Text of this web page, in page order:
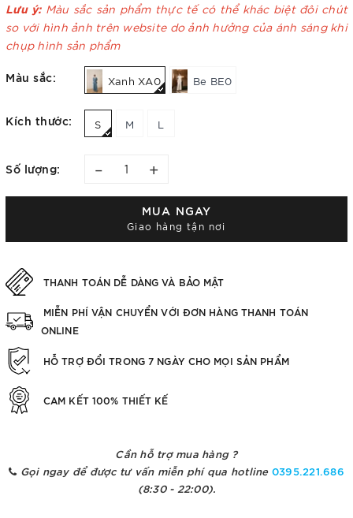
Lưu ý: Màu sắc sản phẩm thực tế có thể khác biệt đôi chút
so với hình ảnh trên website do ảnh hưởng của ánh sáng khi
chụp hình sản phẩm
Màu sắc: Xanh XA0 Be BE0
Kích thước: S M L
Số lượng: – +
MUA NGAY
Giao hàng tận nơi
THANH TOÁN DỄ DÀNG VÀ BẢO MẬT
MIỄN PHÍ VẬN CHUYỂN VỚI ĐƠN HÀNG THANH TOÁN
ONLINE
HỖ TRỢ ĐỔI TRONG 7 NGÀY CHO MỌI SẢN PHẨM
CAM KẾT 100% THIẾT KẾ
Cần hỗ trợ mua hàng ?
Gọi ngay để được tư vấn miễn phí qua hotline 0395.221.686
(8:30 - 22:00).